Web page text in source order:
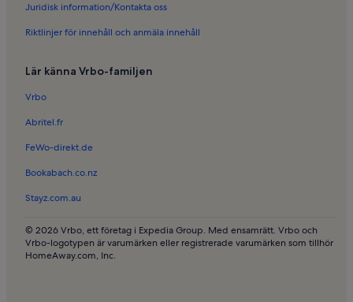
Juridisk information/Kontakta oss
Riktlinjer för innehåll och anmäla innehåll
Lär känna Vrbo-familjen
Vrbo
Abritel.fr
FeWo-direkt.de
Bookabach.co.nz
Stayz.com.au
© 2026 Vrbo, ett företag i Expedia Group. Med ensamrätt. Vrbo och
Vrbo-logotypen är varumärken eller registrerade varumärken som tillhör
HomeAway.com, Inc.